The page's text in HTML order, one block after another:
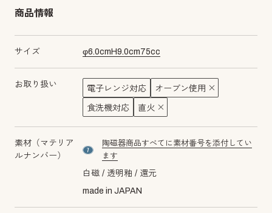
商品情報
サイズ φ6.0cm H9.0cm75cc
お取り扱い 電子レンジ対応 オーブン使用
食洗機対応 直火
素材（マテリア
ルナンバー）
material number7
陶磁器商品すべてに素材番号を添付してい
ます
白磁 透明釉
還元
made in JAPAN